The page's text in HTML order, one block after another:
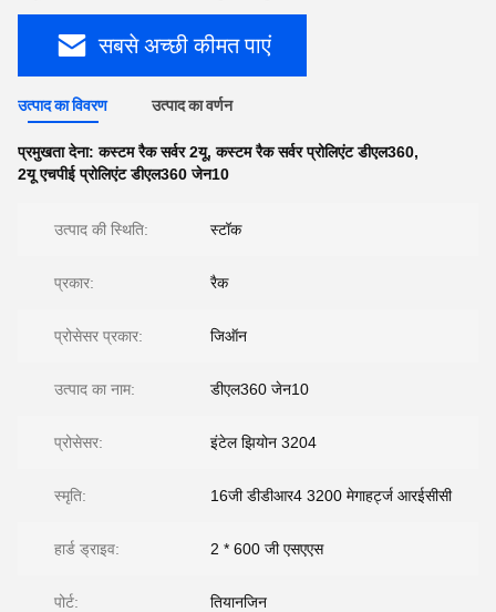
सबसे अच्छी कीमत पाएं
उत्पाद का विवरण उत्पाद का वर्णन
प्रमुखता देना:कस्टम रैक सर्वर 2यू,कस्टम रैक सर्वर प्रोलिएंट डीएल360,
2यू एचपीई प्रोलिएंट डीएल360 जेन10
उत्पाद की स्थिति: स्टॉक
प्रकार: रैक
प्रोसेसर प्रकार: जिऑन
उत्पाद का नाम: डीएल360 जेन10
प्रोसेसर: इंटेल झियोन 3204
स्मृति: 16जी डीडीआर4 3200 मेगाहर्ट्ज आरईसीसी
हार्ड ड्राइव: 2 * 600 जी एसएएस
पोर्ट: तियानजिन